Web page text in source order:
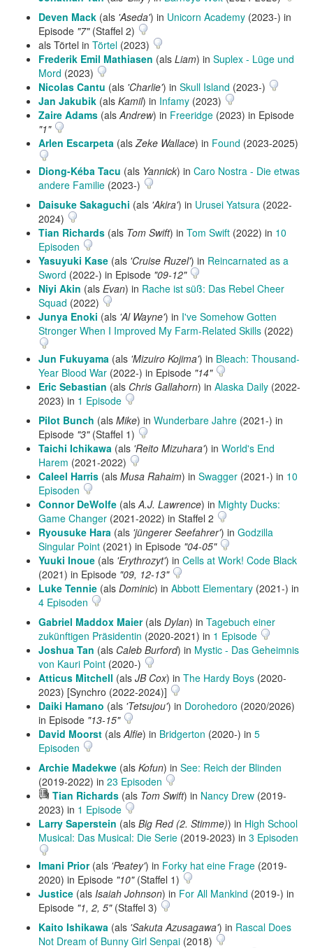
Deven Mack (als 'Aseda') in Unicorn Academy (2023-) in
Episode "7"(Staffel 2)
als Törtel in Törtel (2023)
Frederik Emil Mathiasen (als Liam) in Suplex - Lüge und
Mord (2023)
Nicolas Cantu (als 'Charlie') in Skull Island (2023-)
Jan Jakubik (als Kamil) in Infamy (2023)
Zaire Adams (als Andrew) in Freeridge (2023) in Episode
"1"
Arlen Escarpeta (als Zeke Wallace) in Found (2023-2025)
Diong-Kéba Tacu (als Yannick) in Caro Nostra - Die etwas
andere Familie (2023-)
Daisuke Sakaguchi (als 'Akira') in Urusei Yatsura (2022-
2024)
Tian Richards (als Tom Swift) in Tom Swift (2022) in 10
Episoden
Yasuyuki Kase (als 'Cruise Ruzel') in Reincarnated as a
Sword (2022-) in Episode "09-12"
Niyi Akin (als Evan) in Rache ist süß: Das Rebel Cheer
Squad (2022)
Junya Enoki (als 'Al Wayne') in I've Somehow Gotten
Stronger When I Improved My Farm-Related Skills (2022)
Jun Fukuyama (als 'Mizuiro Kojima') in Bleach: Thousand-
Year Blood War (2022-) in Episode "14"
Eric Sebastian (als Chris Gallahorn) in Alaska Daily (2022-
2023) in 1 Episode
Pilot Bunch (als Mike) in Wunderbare Jahre (2021-) in
Episode "3"(Staffel 1)
Taichi Ichikawa (als 'Reito Mizuhara') in World's End
Harem (2021-2022)
Caleel Harris (als Musa Rahaim) in Swagger (2021-) in 10
Episoden
Connor DeWolfe (als A.J. Lawrence) in Mighty Ducks:
Game Changer (2021-2022) in Staffel 2
Ryousuke Hara (als 'jüngerer Seefahrer') in Godzilla
Singular Point (2021) in Episode "04-05"
Yuuki Inoue (als 'Erythrozyt') in Cells at Work! Code Black
(2021) in Episode "09, 12-13"
Luke Tennie (als Dominic) in Abbott Elementary (2021-) in
4 Episoden
Gabriel Maddox Maier(als Dylan) in Tagebuch einer
zukünftigen Präsidentin (2020-2021) in 1 Episode
Joshua Tan (als Caleb Burford) in Mystic - Das Geheimnis
von Kauri Point (2020-)
Atticus Mitchell (als JB Cox) in The Hardy Boys (2020-
2023) [Synchro (2022-2024)]
Daiki Hamano (als 'Tetsujou') in Dorohedoro (2020/2026)
in Episode "13-15"
David Moorst (als Alfie) in Bridgerton (2020-) in 5
Episoden
Archie Madekwe (als Kofun) in See: Reich der Blinden
(2019-2022) in 23 Episoden
Hörprobe
abspielen
Tian Richards (als Tom Swift) in Nancy Drew (2019-
2023) in 1 Episode
Larry Saperstein (als Big Red (2. Stimme)) in High School
Musical: Das Musical: Die Serie (2019-2023) in 3 Episoden
Imani Prior(als 'Peatey') in Forky hat eine Frage (2019-
2020) in Episode "10"(Staffel 1)
Justice (als Isaiah Johnson) in For All Mankind (2019-) in
Episode "1, 2, 5"(Staffel 3)
Kaito Ishikawa (als 'Sakuta Azusagawa') in Rascal Does
Not Dream of Bunny Girl Senpai (2018)